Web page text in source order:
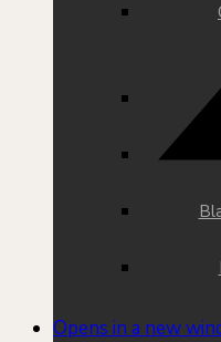
Opens in a new